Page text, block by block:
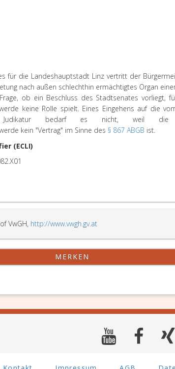
für die Landeshauptstadt Linz vertritt der
nach außen schlechthin ermächtigtes Organ
ob ein Beschluss des Stadtsenates vorliegt,
keine Rolle spielt. Eines Eingehens auf die
Judikatur bedarf es nicht, weil die
kein "Vertrag" im Sinne des § 867 ABGB ist.
(ECLI)
VwGH, http://www.vwgh.gv.at
MERKEN